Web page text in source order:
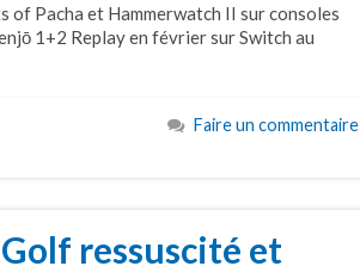
Pacha et Hammerwatch II sur consoles
1+2 Replay en février sur Switch au
Faire un commentaire
ressuscité et